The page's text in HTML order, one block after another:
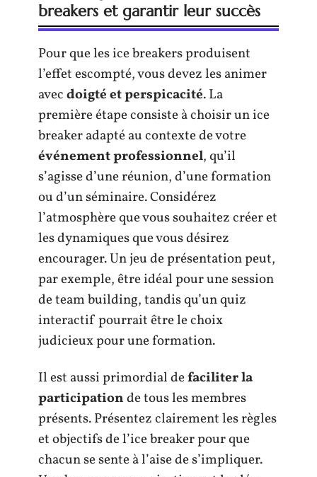
breakers et garantir leur succès
Pour que les ice breakers produisent
l’effet escompté, vous devez les animer
avecdoigté et perspicacité. La
première étape consiste à choisir un ice
breaker adapté au contexte de votre
événement professionnel, qu’il
s’agisse d’une réunion, d’une formation
ou d’un séminaire. Considérez
l’atmosphère que vous souhaitez créer et
les dynamiques que vous désirez
encourager. Un jeu de présentation peut,
par exemple, être idéal pour une session
de team building, tandis qu’un quiz
interactif pourrait être le choix
judicieux pour une formation.
Il est aussi primordial defaciliter la
participationde tous les membres
présents. Présentez clairement les règles
et objectifs de l’ice breaker pour que
chacun se sente à l’aise de s’impliquer.